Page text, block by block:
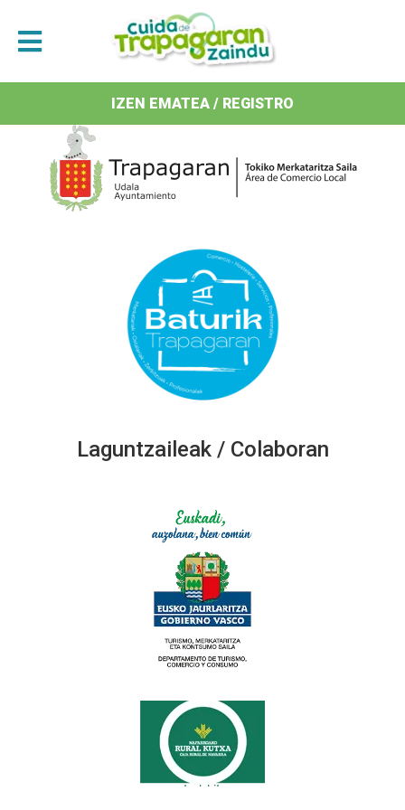
Antolatzaileak / Organizan
Laguntzaileak / Colaboran
IZEN EMATEA / REGISTRO